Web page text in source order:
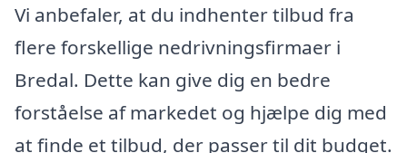
Vi anbefaler, at du indhenter tilbud fra
flere forskellige nedrivningsfirmaer i
Bredal. Dette kan give dig en bedre
forståelse af markedet og hjælpe dig med
at finde et tilbud, der passer til dit budget.